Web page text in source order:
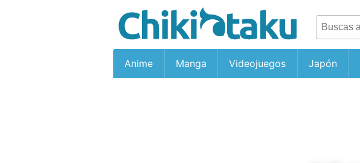
Anime Manga Videojuegos Japón